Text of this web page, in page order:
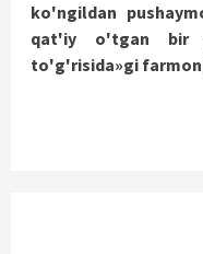
ko'ngildan
qat'iy o'tgan bir
to'g'risida»gi